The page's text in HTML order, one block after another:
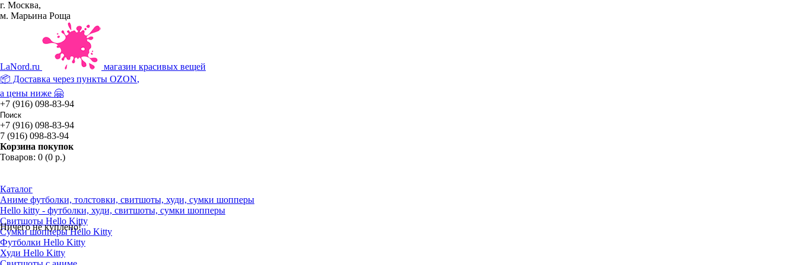
г. Москва,
м. Марьина Роща
LaNord.ru
магазин красивых вещей
📦 Доставка через пункты OZON,
а цены ниже 🤗
+7 (916) 098-83-94
+7 (916) 098-83-94
7 (916) 098-83-94
Корзина покупок
Товаров: 0 (0 р.)
Ничего не куплено!
Каталог
Аниме футболки, толстовки, свитшоты, худи, сумки шопперы
Hello kitty - футболки, худи, свитшоты, сумки шопперы
Свитшоты Hello Kitty
Сумки шопперы Hello Kitty
Футболки Hello Kitty
Худи Hello Kitty